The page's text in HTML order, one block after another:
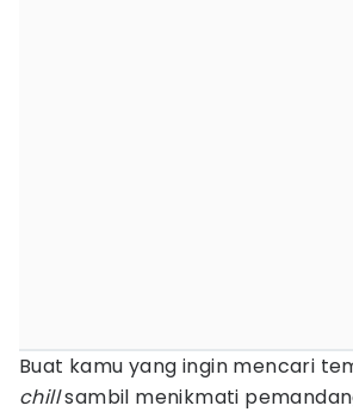
Buat kamu yang ingin mencari
chillsambil menikmati